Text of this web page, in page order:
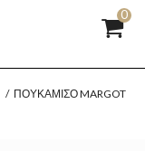
0
/ ΠΟΥΚΆΜΙΣΟ MARGOT